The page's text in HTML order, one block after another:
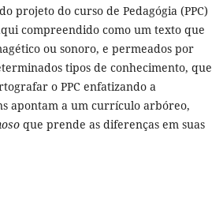
projeto do curso de Pedagógia (PPC)
compreendido como um texto que
ou sonoro, e permeados por
tipos de conhecimento, que
o PPC enfatizando a
apontam a um currículo arbóreo,
que prende as diferenças em suas